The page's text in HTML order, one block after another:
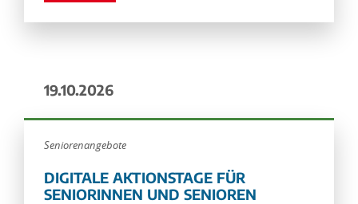
19.10.2026
Seniorenangebote
DIGITALE AKTIONSTAGE FÜR
SENIORINNEN UND SENIOREN